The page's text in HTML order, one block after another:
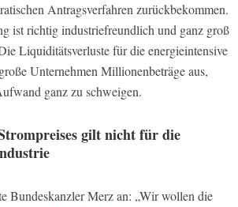
Antragsverfahren zurückbekommen.
ist richtig industriefreundlich und ganz groß
Liquiditätsverluste für die energieintensive
Unternehmen Millionenbeträge aus,
ganz zu schweigen.
gilt nicht für die
Bundeskanzler Merz an: „Wir wollen die